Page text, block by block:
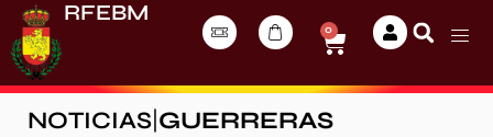
RFEBM
0
NOTICIAS GUERRERAS